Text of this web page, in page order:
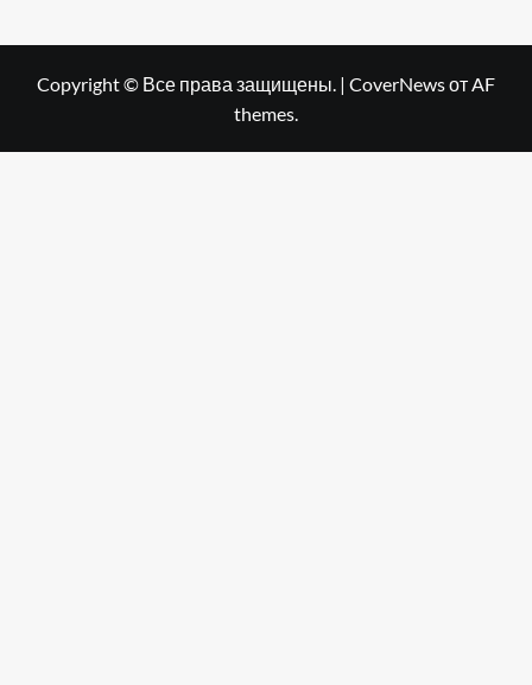
Copyright © Все права защищены. | CoverNewsот AF
themes.